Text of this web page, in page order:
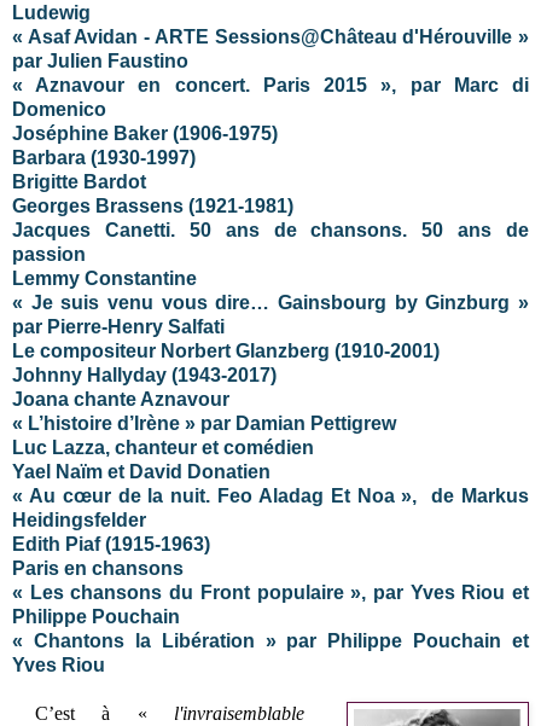
Ludewig
« Asaf Avidan - ARTE Sessions@Château d'Hérouville »
par Julien Faustino
« Aznavour en concert. Paris 2015 », par Marc di
Domenico
Joséphine Baker (1906-1975)
Barbara (1930-1997)
Brigitte Bardot
Georges Brassens (1921-1981)
Jacques Canetti. 50 ans de chansons. 50 ans de
passion
Lemmy Constantine
« Je suis venu vous dire… Gainsbourg by Ginzburg »
par Pierre-Henry Salfati
Le compositeur Norbert Glanzberg (1910-2001)
Johnny Hallyday (1943-2017)
Joana chante Aznavour
« L’histoire d’Irène » par Damian Pettigrew
Luc Lazza, chanteur et comédien
Yael Naïm et David Donatien
« Au cœur de la nuit. Feo Aladag Et Noa », de Markus
Heidingsfelder
Edith Piaf (1915-1963)
Paris en chansons
« Les chansons du Front populaire », par Yves Riou et
Philippe Pouchain
« Chantons la Libération » par Philippe Pouchain et
Yves Riou
C’est à « l'invraisemblable